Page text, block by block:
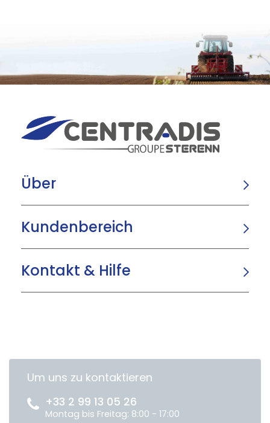
Über
Kundenbereich
Kontakt & Hilfe
Um uns zu kontaktieren
+33 2 99 13 05 26
Montag bis Freitag: 8:00 - 17:00